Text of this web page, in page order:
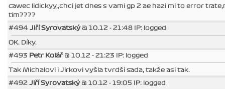
cawec lidickyy,,chci jet dnes s vami gp 2 ae hazi mi to error
tim????
#494 Jiří Syrovatský@ 10.12 - 21:48 IP: logged
OK. Díky.
#493 Petr Kolář @ 10.12 - 21:23 IP: logged
Tak Michalovi i Jirkovi vyšla tvrdší sada, takže asi tak.
#492 Jiří Syrovatský@ 10.12 - 19:05 IP: logged